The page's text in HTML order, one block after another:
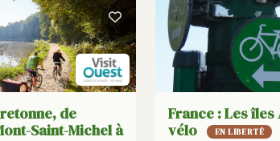
de
Saint-Michel à
France : Les
vélo
EN LIBERTÉ